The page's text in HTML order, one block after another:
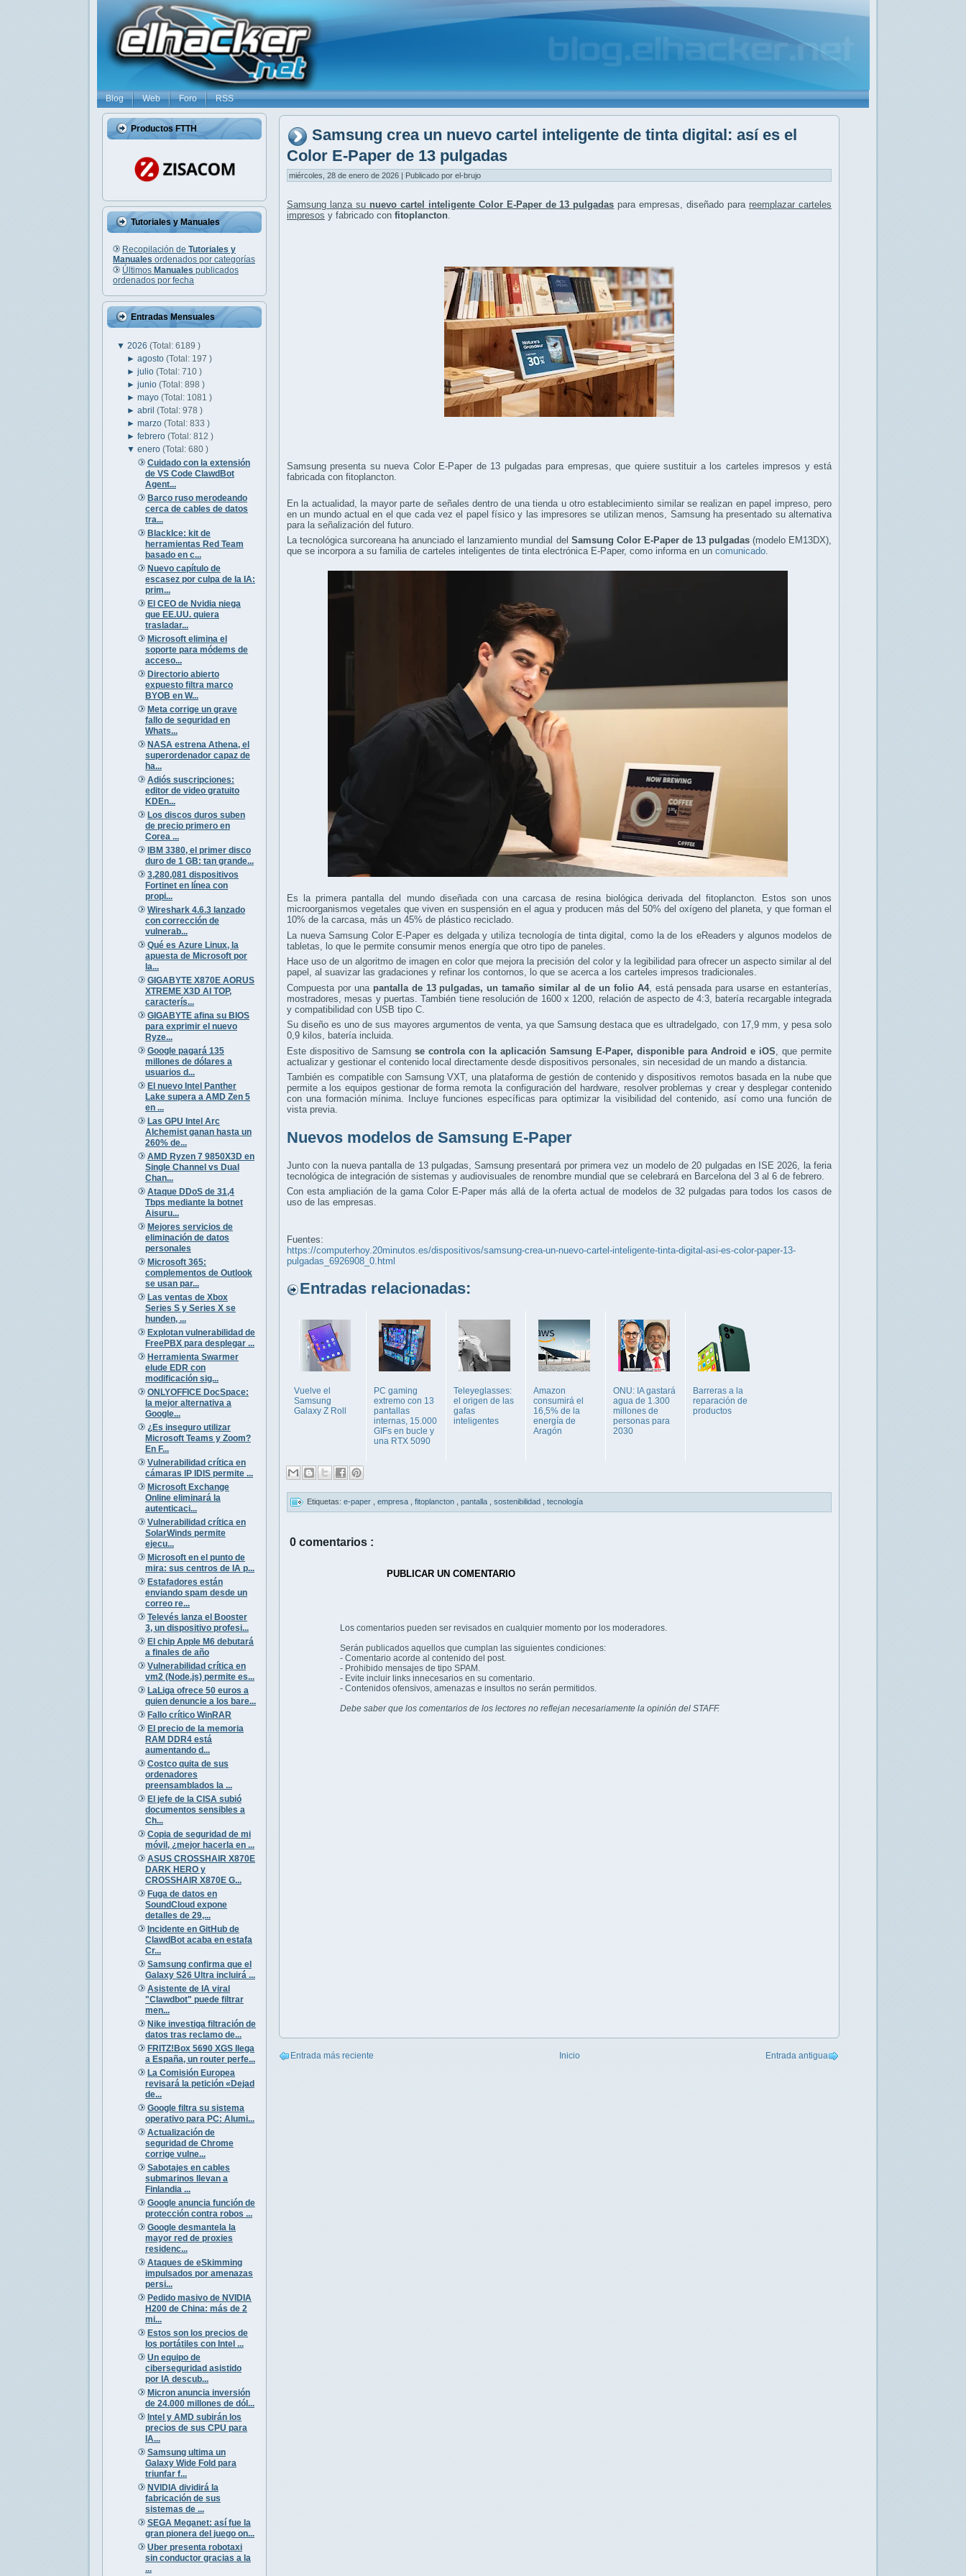
Blog Web Foro RSS
Productos FTTH
Tutoriales y Manuales
Recopilación de Tutoriales y
Manuales ordenados por categorías
Últimos Manuales publicados
ordenados por fecha
Entradas Mensuales
▼ 2026 (Total: 6189 )
►agosto(Total: 197 )
►julio(Total: 710 )
►junio(Total: 898 )
►mayo(Total: 1081 )
►abril(Total: 978 )
►marzo(Total: 833 )
►febrero(Total: 812 )
▼enero(Total: 680 )
Cuidado con la extensión
de VS Code ClawdBot
Agent...
Barco ruso merodeando
cerca de cables de datos
tra...
BlackIce: kit de
herramientas Red Team
basado en c...
Nuevo capítulo de
escasez por culpa de la IA:
prim...
El CEO de Nvidia niega
que EE.UU. quiera
trasladar...
Microsoft elimina el
soporte para módems de
acceso...
Directorio abierto
expuesto filtra marco
BYOB en W...
Meta corrige un grave
fallo de seguridad en
Whats...
NASA estrena Athena, el
superordenador capaz de
ha...
Adiós suscripciones:
editor de video gratuito
KDEn...
Los discos duros suben
de precio primero en
Corea ...
IBM 3380, el primer disco
duro de 1 GB: tan grande...
3,280,081 dispositivos
Fortinet en línea con
propi...
Wireshark 4.6.3 lanzado
con corrección de
vulnerab...
Qué es Azure Linux, la
apuesta de Microsoft por
la...
GIGABYTE X870E AORUS
XTREME X3D AI TOP,
caracterís...
GIGABYTE afina su BIOS
para exprimir el nuevo
Ryze...
Google pagará 135
millones de dólares a
usuarios d...
El nuevo Intel Panther
Lake supera a AMD Zen 5
en ...
Las GPU Intel Arc
Alchemist ganan hasta un
260% de...
AMD Ryzen 7 9850X3D en
Single Channel vs Dual
Chan...
Ataque DDoS de 31,4
Tbps mediante la botnet
Aisuru...
Mejores servicios de
eliminación de datos
personales
Microsoft 365:
complementos de Outlook
se usan par...
Las ventas de Xbox
Series S y Series X se
hunden, ...
Explotan vulnerabilidad de
FreePBX para desplegar ...
Herramienta Swarmer
elude EDR con
modificación sig...
ONLYOFFICE DocSpace:
la mejor alternativa a
Google...
¿Es inseguro utilizar
Microsoft Teams y Zoom?
En F...
Vulnerabilidad crítica en
cámaras IP IDIS permite ...
Microsoft Exchange
Online eliminará la
autenticaci...
Vulnerabilidad crítica en
SolarWinds permite
ejecu...
Microsoft en el punto de
mira: sus centros de IA p...
Estafadores están
enviando spam desde un
correo re...
Televés lanza el Booster
3, un dispositivo profesi...
El chip Apple M6 debutará
a finales de año
Vulnerabilidad crítica en
vm2 (Node.js) permite es...
LaLiga ofrece 50 euros a
quien denuncie a los bare...
Fallo crítico WinRAR
El precio de la memoria
RAM DDR4 está
aumentando d...
Costco quita de sus
ordenadores
preensamblados la ...
El jefe de la CISA subió
documentos sensibles a
Ch...
Copia de seguridad de mi
móvil, ¿mejor hacerla en ...
ASUS CROSSHAIR X870E
DARK HERO y
CROSSHAIR X870E G...
Fuga de datos en
SoundCloud expone
detalles de 29,...
Incidente en GitHub de
ClawdBot acaba en estafa
Cr...
Samsung confirma que el
Galaxy S26 Ultra incluirá ...
Asistente de IA viral
"Clawdbot" puede filtrar
men...
Nike investiga filtración de
datos tras reclamo de...
FRITZ!Box 5690 XGS llega
a España, un router perfe...
La Comisión Europea
revisará la petición «Dejad
de...
Google filtra su sistema
operativo para PC: Alumi...
Actualización de
seguridad de Chrome
corrige vulne...
Sabotajes en cables
submarinos llevan a
Finlandia ...
Google anuncia función de
protección contra robos ...
Google desmantela la
mayor red de proxies
residenc...
Ataques de eSkimming
impulsados por amenazas
persi...
Pedido masivo de NVIDIA
H200 de China: más de 2
mi...
Estos son los precios de
los portátiles con Intel ...
Un equipo de
ciberseguridad asistido
por IA descub...
Micron anuncia inversión
de 24.000 millones de dól...
Intel y AMD subirán los
precios de sus CPU para
IA...
Samsung ultima un
Galaxy Wide Fold para
triunfar f...
NVIDIA dividirá la
fabricación de sus
sistemas de ...
SEGA Meganet: así fue la
gran pionera del juego on...
Uber presenta robotaxi
sin conductor gracias a la
...
Samsung crea un nuevo cartel inteligente de tinta digital: así es el
Color E-Paper de 13 pulgadas
miércoles, 28 de enero de 2026 | Publicado por el-brujo
Samsung lanza su nuevo cartel inteligente Color E-Paper de 13 pulgadas para empresas, diseñado para reemplazar carteles
impresos y fabricado con fitoplancton
Samsung presenta su nueva Color E-Paper de 13 pulgadas para empresas, que quiere sustituir a los carteles impresos y está
fabricada con fitoplancton.
En la actualidad, la mayor parte de señales dentro de una tienda u otro establecimiento similar se realizan en papel impreso, pero
en un mundo actual en el que cada vez el papel físico y las impresores se utilizan menos, Samsung ha presentado su alternativa
para la señalización del futuro.
La tecnológica surcoreana ha anunciado el lanzamiento mundial del Samsung Color E-Paper de 13 pulgadas(modelo EM13DX),
que se incorpora a su familia de carteles inteligentes de tinta electrónica E-Paper, como informa en un comunicado.
Es la primera pantalla del mundo diseñada con una carcasa de resina biológica derivada del fitoplancton. Estos son unos
microorganismos vegetales que viven en suspensión en el agua y producen más del 50% del oxígeno del planeta, y que forman el
10% de la carcasa, más un 45% de plástico reciclado.
La nueva Samsung Color E-Paper es delgada y utiliza tecnología de tinta digital, como la de los eReaders y algunos modelos de
tabletas, lo que le permite consumir menos energía que otro tipo de paneles.
Hace uso de un algoritmo de imagen en color que mejora la precisión del color y la legibilidad para ofrecer un aspecto similar al del
papel, al suavizar las gradaciones y refinar los contornos, lo que se acerca a los carteles impresos tradicionales.
Compuesta por una pantalla de 13 pulgadas, un tamaño similar al de un folio A4, está pensada para usarse en estanterías
mostradores, mesas y puertas. También tiene resolución de 1600 x 1200, relación de aspecto de 4:3, batería recargable integrada
y compatibilidad con USB tipo C.
Su diseño es uno de sus mayores argumentos de venta, ya que Samsung destaca que es ultradelgado, con 17,9 mm, y pesa solo
0,9 kilos, batería incluida.
Este dispositivo de Samsung se controla con la aplicación Samsung E-Paper, disponible para Android e iOS , que permite
actualizar y gestionar el contenido local directamente desde dispositivos personales, sin necesidad de un mando a distancia.
También es compatible con Samsung VXT, una plataforma de gestión de contenido y dispositivos remotos basada en la nube que
permite a los equipos gestionar de forma remota la configuración del hardware, resolver problemas y crear y desplegar contenido
con una formación mínima. Incluye funciones específicas para optimizar la visibilidad del contenido, así como una función de
vista previa.
Nuevos modelos de Samsung E-Paper
Junto con la nueva pantalla de 13 pulgadas, Samsung presentará por primera vez un modelo de 20 pulgadas en ISE 2026, la feria
tecnológica de integración de sistemas y audiovisuales de renombre mundial que se celebrará en Barcelona del 3 al 6 de febrero.
Con esta ampliación de la gama Color E-Paper más allá de la oferta actual de modelos de 32 pulgadas para todos los casos de
uso de las empresas.
Fuentes:
https://computerhoy.20minutos.es/dispositivos/samsung-crea-un-nuevo-cartel-inteligente-tinta-digital-asi-es-color-paper-13-
pulgadas_6926908_0.html
Entradas relacionadas:
Vuelve el
Samsung
Galaxy Z Roll
PC gaming
extremo con 13
pantallas
internas, 15.000
GIFs en bucle y
una RTX 5090
Teleyeglasses:
el origen de las
gafas
inteligentes
Amazon
consumirá el
16,5% de la
energía de
Aragón
ONU: IA gastará
agua de 1.300
millones de
personas para
2030
Barreras a la
reparación de
productos
Etiquetas: e-paper empresa fitoplancton pantalla sostenibilidad tecnología
0 comentarios :
PUBLICAR UN COMENTARIO
Los comentarios pueden ser revisados en cualquier momento por los moderadores.
Serán publicados aquellos que cumplan las siguientes condiciones:
- Comentario acorde al contenido del post.
- Prohibido mensajes de tipo SPAM.
- Evite incluir links innecesarios en su comentario.
- Contenidos ofensivos, amenazas e insultos no serán permitidos.
Debe saber que los comentarios de los lectores no reflejan necesariamente la opinión del STAFF.
Entrada más reciente Entrada antigua
Inicio